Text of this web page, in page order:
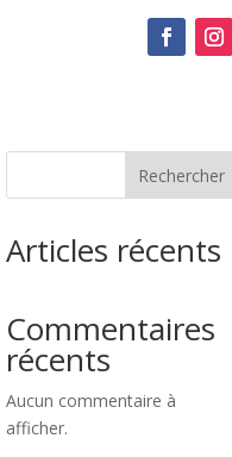
Rechercher
Articles récents
Commentaires
récents
Aucun commentaire à
afficher.